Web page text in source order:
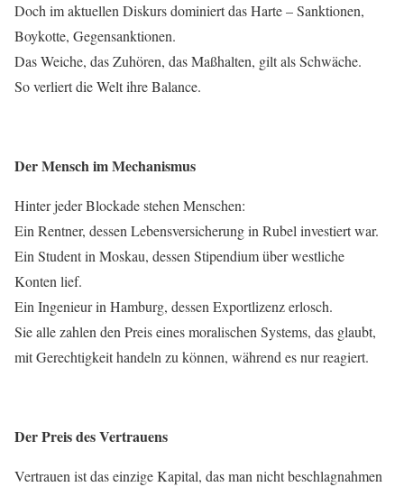
Doch im aktuellen Diskurs dominiert das Harte – Sanktionen,
Boykotte, Gegensanktionen.
Das Weiche, das Zuhören, das Maßhalten, gilt als Schwäche.
So verliert die Welt ihre Balance.
Der Mensch im Mechanismus
Hinter jeder Blockade stehen Menschen:
Ein Rentner, dessen Lebensversicherung in Rubel investiert war.
Ein Student in Moskau, dessen Stipendium über westliche
Konten lief.
Ein Ingenieur in Hamburg, dessen Exportlizenz erlosch.
Sie alle zahlen den Preis eines moralischen Systems, das glaubt,
mit Gerechtigkeit handeln zu können, während es nur reagiert.
Der Preis des Vertrauens
Vertrauen ist das einzige Kapital, das man nicht beschlagnahmen